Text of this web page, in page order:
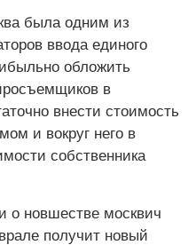
была одним из
ввода единого
обложить
в
внести стоимость
и вокруг него в
собственника
новшестве москвич
получит новый